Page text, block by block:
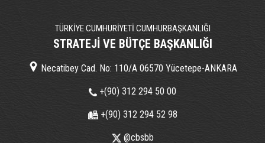
TÜRKİYE CUMHURİYETİ CUMHURBAŞKANLIĞI
STRATEJİ VE BÜTÇE BAŞKANLIĞI
Necatibey Cad. No: 110/A 06570 Yücetepe-ANKARA
+(90) 312 294 50 00
+(90) 312 294 52 98
@cbsbb